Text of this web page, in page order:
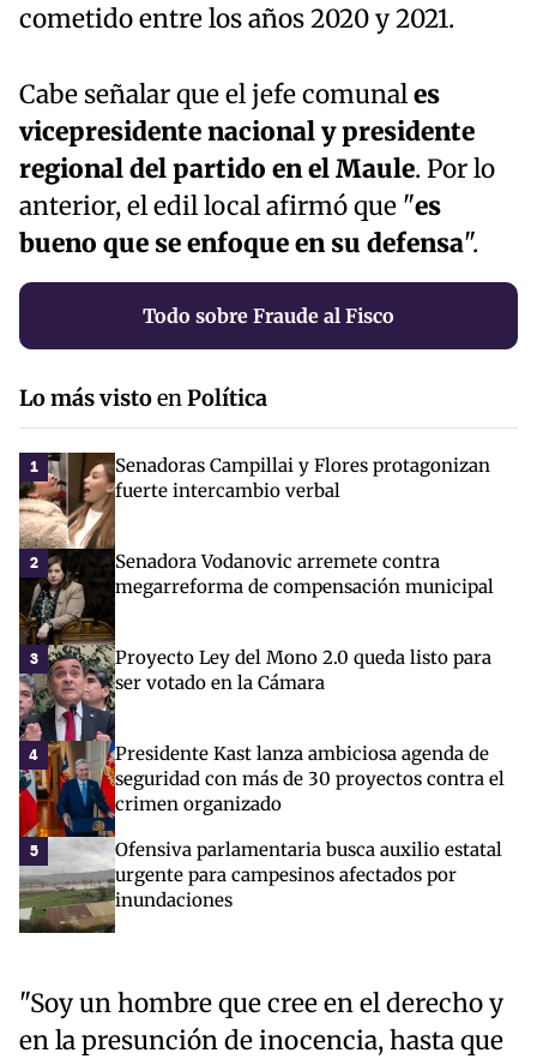
cometido entre los años 2020 y 2021.
Cabe señalar que el jefe comunales
vicepresidente nacional y presidente
regional del partido en el Maule. Por lo
anterior, el edil local afirmó que "es
bueno que se enfoque en su defensa".
Todo sobre Fraude al Fisco
Lo más vistoenPolítica
1
Senadoras Campillai y Flores protagonizan
fuerte intercambio verbal
2
Senadora Vodanovic arremete contra
megarreforma de compensación municipal
3
Proyecto Ley del Mono 2.0 queda listo para
ser votado en la Cámara
4
Presidente Kast lanza ambiciosa agenda de
seguridad con más de 30 proyectos contra el
crimen organizado
5
Ofensiva parlamentaria busca auxilio estatal
urgente para campesinos afectados por
inundaciones
"Soy un hombre que cree en el derecho y
en la presunción de inocencia, hasta que